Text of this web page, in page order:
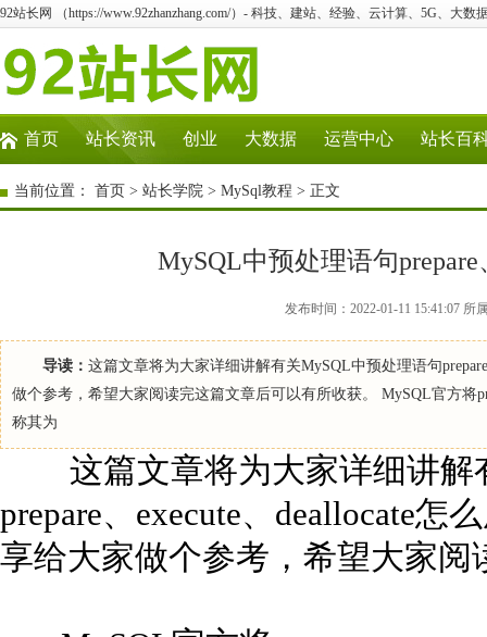
92站长网 （https://www.92zhanzhang.com/）- 科技、建站、经验、云计算、5G、大数
首页 站长资讯 创业 大数据 运营中心 站长百
当前位置： 首页 > 站长学院 > MySql教程 > 正文
MySQL中预处理语句
发布时间：2022-01-11 15:41:07
导读： 这篇文章将为大家详细讲解有关MySQL中预处理语句
做个参考，希望大家阅读完这篇文章后可以有所收获。 MySQL官方将
称其为
这篇文章将为大家详细讲解
prepare、execute、deallocate
享给大家做个参考，希望大家